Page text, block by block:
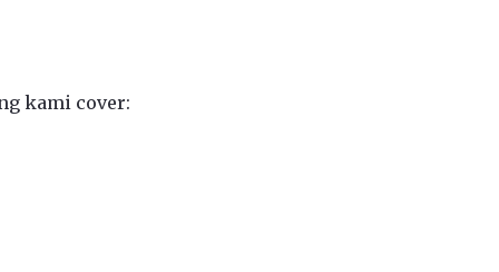
kami cover: